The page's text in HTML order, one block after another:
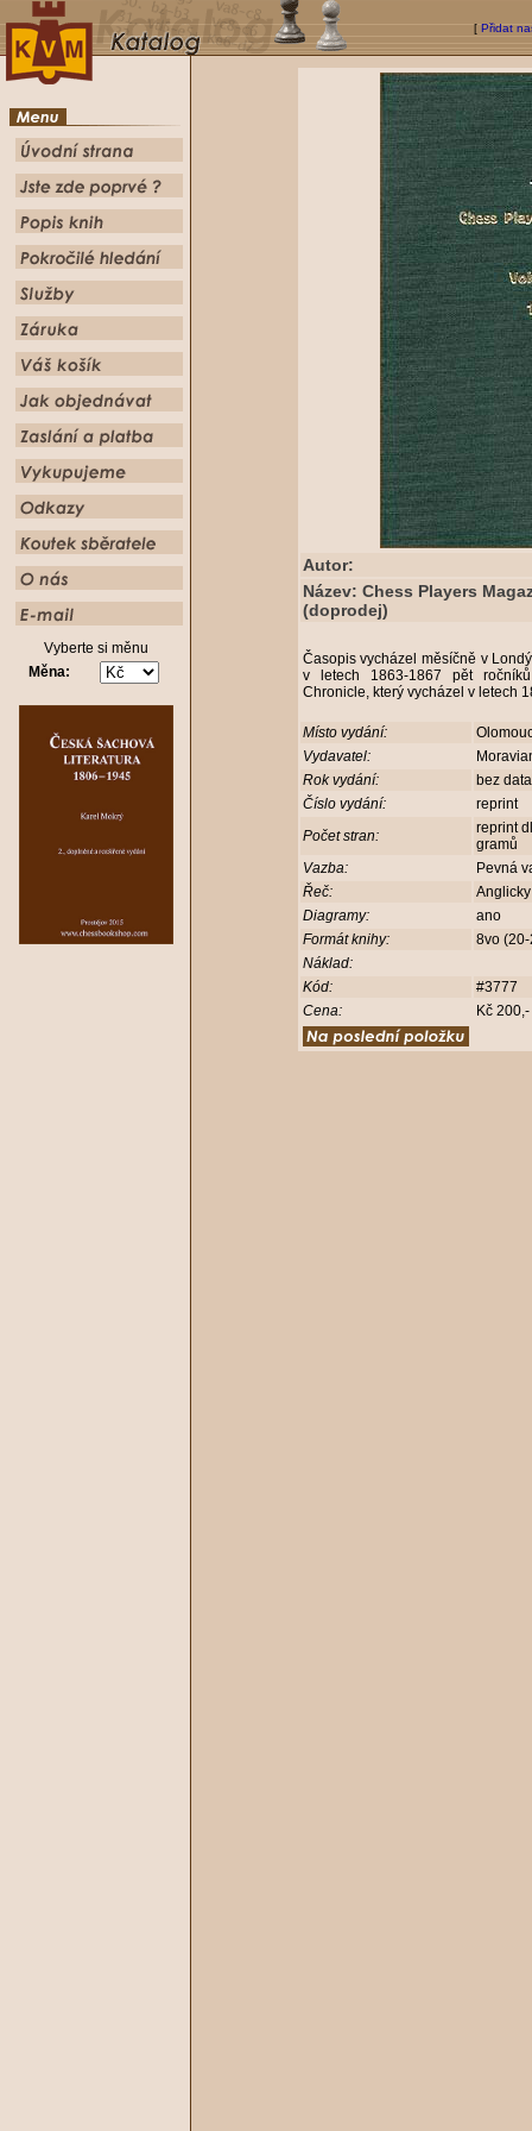
[ Přidat
Vyberte si měnu
Měna:
Autor:
Název: Chess Players
(doprodej)
Časopis vycházel měsíčně v
v letech 1863-1867 pět
Chronicle, který vycházel v letech
Místo vydání:
Vydavatel:
Rok vydání:
bez
Číslo vydání:
reprint
Počet stran:
reprint
gramů
Vazba:
Pevná
Řeč:
Diagramy:
ano
Formát knihy:
8vo
Náklad:
Kód:
#3777
Cena:
Kč